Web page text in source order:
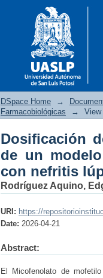
DSpace Home →
Farmacobiológicas
→ View
Dosificación
de un
con nefritis
Rodríguez Aquino,
URI: https://
Date: 2026-04-21
Abstract:
El Micofenolato de